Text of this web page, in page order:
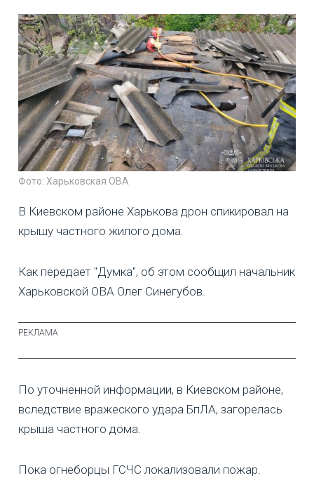
Фото: Харьковская ОВА
В Киевском районе Харькова дрон спикировал на
крышу частного жилого дома.
Как передает "Думка", об этом сообщил начальник
Харьковской ОВА Олег Синегубов.
По уточненной информации, в Киевском районе,
вследствие вражеского удара БпЛА, загорелась
крыша частного дома.
Пока огнеборцы ГСЧС локализовали пожар.